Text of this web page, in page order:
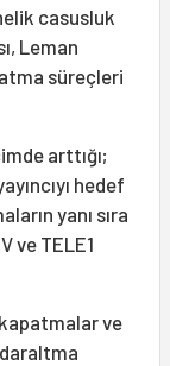
casusluk
Leman
süreçleri
arttığı;
hedef
yanı sıra
ve TELE1
ve